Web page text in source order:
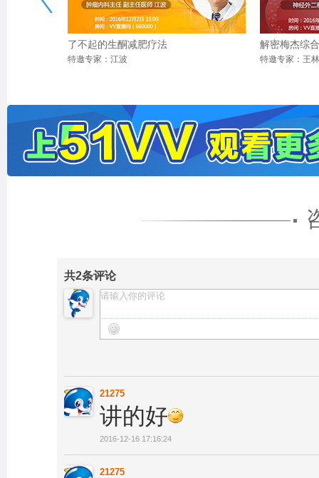
了不起的生酮减肥疗法
特邀专家：江波
解密梅杰综
特邀专家：王林
共2条评论
21275
讲的好
2016-12-16 17:16:24
21275